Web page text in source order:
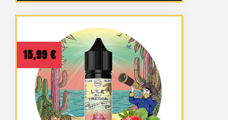
15,99 €